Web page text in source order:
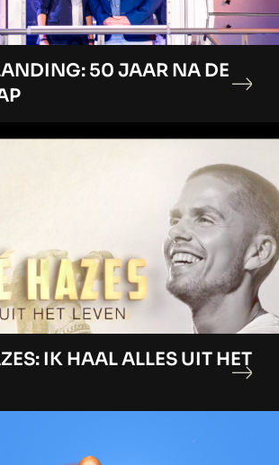
50 JAAR NA DE
IK HAAL ALLES UIT HET